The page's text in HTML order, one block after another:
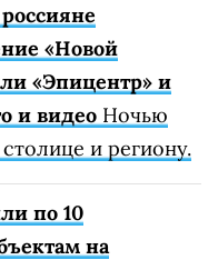
«Новой
«Эпицентр» и
и видео Ночью
и региону.
по 10
на